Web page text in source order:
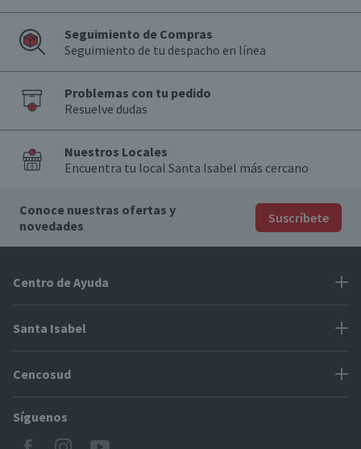
Seguimiento de Compras
Seguimiento de tu despacho en línea
Problemas con tu pedido
Resuelve dudas
Nuestros Locales
Encuentra tu local Santa Isabel más cercano
Conoce nuestras ofertas y
novedades
Suscríbete
Centro de Ayuda
Problemas con tu pedido
Cómo modificar mis datos
Modos de entrega y cobertura
Locales Santa Isabel
Santa Isabel
Proveedores
Cencosud
Paris
Síguenos